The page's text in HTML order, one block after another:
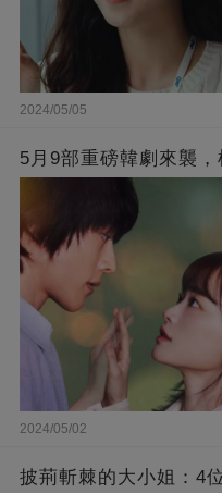
2024/05/05
5月9部重磅韓劇來襲
2024/05/02
披荊斬棘的大小姐：4